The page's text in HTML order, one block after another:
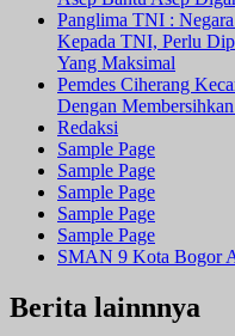
Panglima TNI :
Kepada TNI, Perlu
Yang Maksimal
Pemdes Ciherang
Dengan
Redaksi
Sample Page
Sample Page
Sample Page
Sample Page
Sample Page
SMAN 9 Kota Bogor
Berita lainnnya